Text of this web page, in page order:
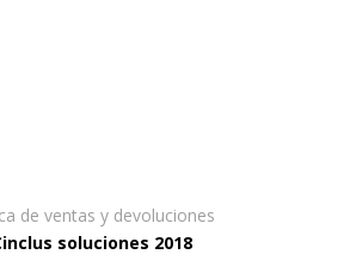
de ventas y devoluciones
soluciones 2018